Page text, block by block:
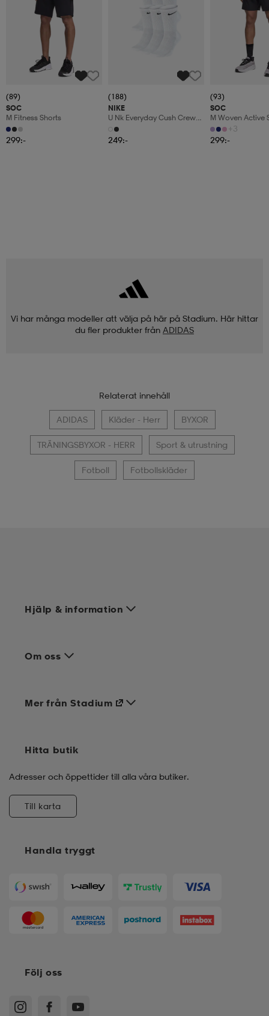
(89)
SOC
M Fitness Shorts
299:-
(188)
NIKE
U Nk Everyday Cush Crew
6pr-Bd
249:-
(93)
SOC
M Woven Active
+3
299:-
Vi har många modeller att välja på här på Stadium. Här hittar
du fler produkter från ADIDAS
Relaterat innehåll
ADIDAS Kläder - Herr BYXOR
TRÄNINGSBYXOR - HERR Sport & utrustning
Fotboll Fotbollskläder
Hjälp & information
Om oss
Handla tryggt
Mer från Stadium
Hitta butik
Adresser och öppettider till alla våra butiker.
Till karta
Följ oss